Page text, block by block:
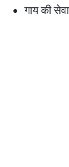
गाय की